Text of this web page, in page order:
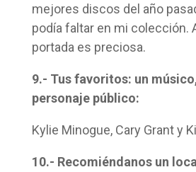
mejores discos del año
podía faltar en mi colección.
portada es preciosa.
9.- Tus favoritos: un
personaje público:
Kylie Minogue, Cary Grant y
10.- Recomiéndanos un